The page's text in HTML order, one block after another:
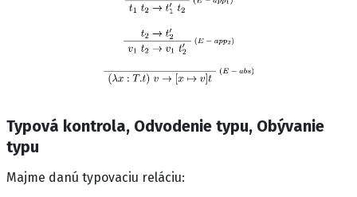
Typová kontrola, Odvodenie typu, Obývanie
typu
Majme danú typovaciu reláciu: